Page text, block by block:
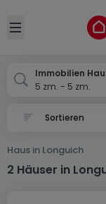
Open sidebar
Immobilien
5 zm. - 5 zm.
Haus in Longuich
2 Häuser in
Abbrechen
Longuich